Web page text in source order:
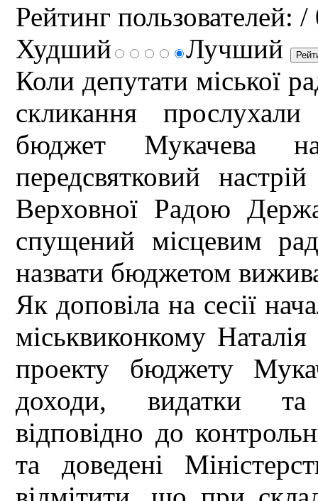
Рейтинг пользователей: /
Худший
Лучший
Коли депутати міської
скликання
бюджет Мукачева
передсвятковий
Верховної Радою
спущений місцевим
назвати бюджетом
Як доповіла на сесії
міськвиконкому
проекту бюджету
доходи, видатки та
відповідно до
та доведені